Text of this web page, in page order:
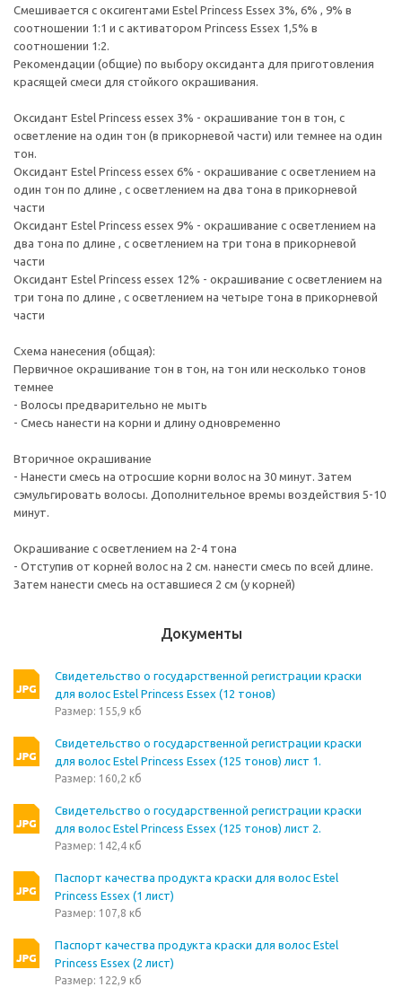
Смешивается с оксигентами Estel Princess Essex 3%, 6% , 9% в
соотношении 1:1 и с активатором Princess Essex 1,5% в
соотношении 1:2.
Рекомендации (общие) по выбору оксиданта для приготовления
красящей смеси для стойкого окрашивания.
Оксидант Estel Princess essex 3% - окрашивание тон в тон, с
осветление на один тон (в прикорневой части) или темнее на один
тон.
Оксидант Estel Princess essex 6% - окрашивание с осветлением на
один тон по длине , с осветлением на два тона в прикорневой
части
Оксидант Estel Princess essex 9% - окрашивание с осветлением на
два тона по длине , с осветлением на три тона в прикорневой
части
Оксидант Estel Princess essex 12% - окрашивание с осветлением на
три тона по длине , с осветлением на четыре тона в прикорневой
части
Схема нанесения (общая):
Первичное окрашивание тон в тон, на тон или несколько тонов
темнее
- Волосы предварительно не мыть
- Смесь нанести на корни и длину одновременно
Вторичное окрашивание
- Нанести смесь на отросшие корни волос на 30 минут. Затем
сэмульгировать волосы. Дополнительное времы воздействия 5-10
минут.
Окрашивание с осветлением на 2-4 тона
- Отступив от корней волос на 2 см. нанести смесь по всей длине.
Затем нанести смесь на оставшиеся 2 см (у корней)
Документы
Свидетельство о государственной регистрации краски
для волос Estel Princess Essex (12 тонов)
Размер: 155,9 кб
Свидетельство о государственной регистрации краски
для волос Estel Princess Essex (125 тонов) лист 1.
Размер: 160,2 кб
Свидетельство о государственной регистрации краски
для волос Estel Princess Essex (125 тонов) лист 2.
Размер: 142,4 кб
Паспорт качества продукта краски для волос Estel
Princess Essex (1 лист)
Размер: 107,8 кб
Паспорт качества продукта краски для волос Estel
Princess Essex (2 лист)
Размер: 122,9 кб